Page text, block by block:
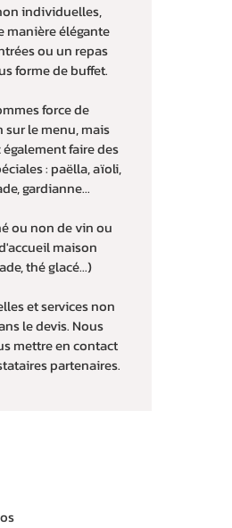
individuelles,
manière élégante
ou un repas
forme de buffet.
force de
le menu, mais
faire des
: paëlla, aïoli,
gardianne...
ou non de vin ou
maison
thé glacé...)
et services non
le devis. Nous
mettre en contact
partenaires.